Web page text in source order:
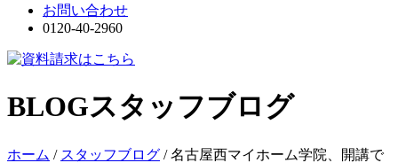
お問い合わせ
0120-40-2960
BLOGスタッフブログ
ホーム / スタッフブログ /名古屋西マイホーム学院、開講で